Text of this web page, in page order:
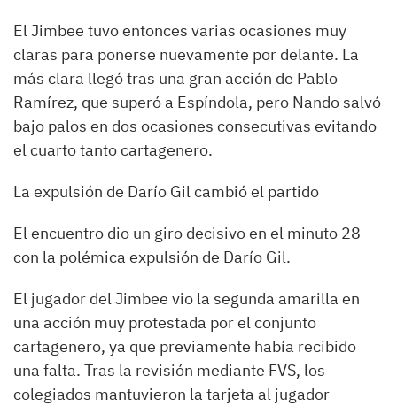
El Jimbee tuvo entonces varias ocasiones muy
claras para ponerse nuevamente por delante. La
más clara llegó tras una gran acción de Pablo
Ramírez, que superó a Espíndola, pero Nando salvó
bajo palos en dos ocasiones consecutivas evitando
el cuarto tanto cartagenero.
La expulsión de Darío Gil cambió el partido
El encuentro dio un giro decisivo en el minuto 28
con la polémica expulsión de Darío Gil.
El jugador del Jimbee vio la segunda amarilla en
una acción muy protestada por el conjunto
cartagenero, ya que previamente había recibido
una falta. Tras la revisión mediante FVS, los
colegiados mantuvieron la tarjeta al jugador